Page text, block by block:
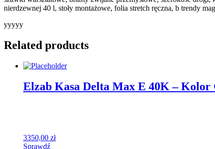
nierdzewnej 40 l, stoły montażowe, folia stretch ręczna, b trendy
yyyyy
Related products
Elzab Kasa Delta Max E 40K –
3350,00 zł
Sprawdź